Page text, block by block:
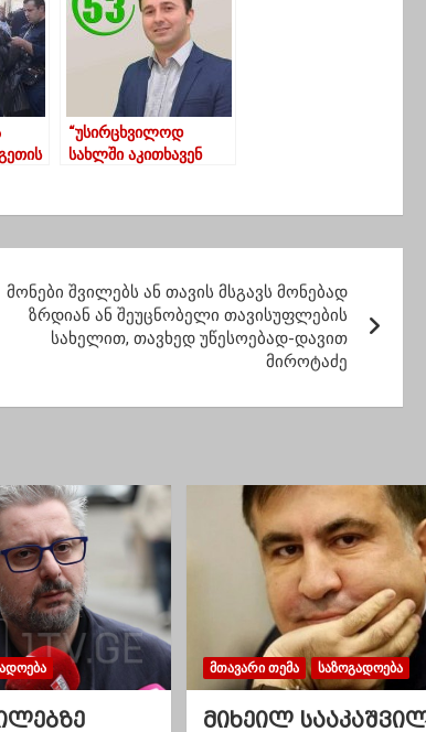
უტარებენ”
“უსირცხვილოდ
სახლში აკითხავენ
მიზნით”
მონები შვილებს ან თავის მსგავს მონებად
ზრდიან ან შეუცნობელი თავისუფლების
სახელით, თავხედ უწესოებად-დავით
მიროტაძე
ᲛᲗᲐᲕᲐᲠᲘ ᲗᲔᲛᲐ ᲡᲐᲖᲝᲒᲐᲓᲝᲔᲑᲐ
მიხეილ